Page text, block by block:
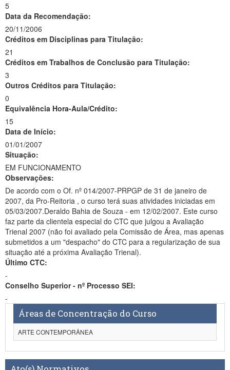
5
Data da Recomendação:
20/11/2006
Créditos em Disciplinas para Titulação:
21
Créditos em Trabalhos de Conclusão para Titulação:
3
Outros Créditos para Titulação:
0
Equivalência Hora-Aula/Crédito:
15
Data de Início:
01/01/2007
Situação:
EM FUNCIONAMENTO
Observações:
De acordo com o Of. nº 014/2007-PRPGP de 31 de janeiro de
2007, da Pro-Reitoria , o curso terá suas atividades iniciadas em
05/03/2007.Deraldo Bahia de Souza - em 12/02/2007. Este curso
faz parte da clientela especial do CTC que julgou a Avaliação
Trienal 2007 (não foi avaliado pela Comissão de Área, mas apenas
submetidos a um "despacho" do CTC para a regularização de sua
situação até a próxima Avaliação Trienal).
Último CTC:
-
Conselho Superior - nº Processo SEI:
-
Áreas de Concentração do Curso
ARTE CONTEMPORÂNEA